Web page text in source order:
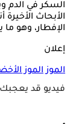
السكر في
الأبحاث
الإفطار، وهو
إعلان
الموز الموز
فيديو قد يعجبك